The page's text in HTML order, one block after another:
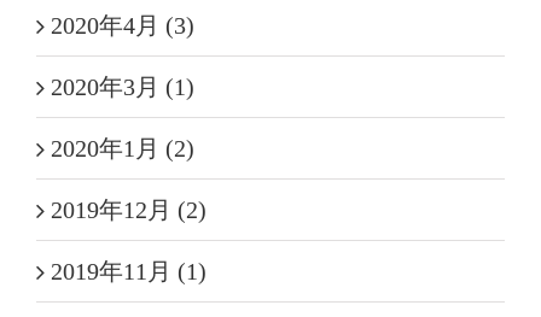
2020年4月 (3)
2020年3月 (1)
2020年1月 (2)
2019年12月 (2)
2019年11月 (1)